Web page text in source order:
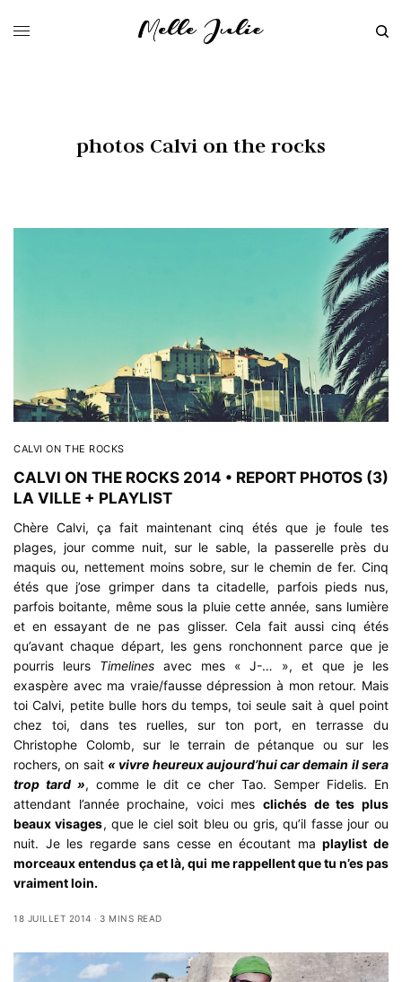
photos Calvi on the rocks
CALVI ON THE ROCKS
CALVI ON THE ROCKS 2014 • REPORT PHOTOS (3)
LA VILLE + PLAYLIST
Chère Calvi, ça fait maintenant cinq étés que je foule tes
plages, jour comme nuit, sur le sable, la passerelle près du
maquis ou, nettement moins sobre, sur le chemin de fer. Cinq
étés que j’ose grimper dans ta citadelle, parfois pieds nus,
parfois boitante, même sous la pluie cette année, sans lumière
et en essayant de ne pas glisser. Cela fait aussi cinq étés
qu’avant chaque départ, les gens ronchonnent parce que je
pourris leurs Timelinesavec mes « J-… », et que je les
exaspère avec ma vraie/fausse dépression à mon retour. Mais
toi Calvi, petite bulle hors du temps, toi seule sait à quel point
chez toi, dans tes ruelles, sur ton port, en terrasse du
Christophe Colomb, sur le terrain de pétanque ou sur les
rochers, on sait « vivre heureux aujourd’hui car demain il sera
trop tard », comme le dit ce cher Tao. Semper Fidelis. En
attendant l’année prochaine, voici mesclichés de tes plus
beaux visages, que le ciel soit bleu ou gris, qu’il fasse jour ou
nuit. Je les regarde sans cesse en écoutant maplaylist de
morceaux entendus ça et là, qui me rappellent que tu n’es pas
vraiment loin.
18 JUILLET 2014 3 MINS READ